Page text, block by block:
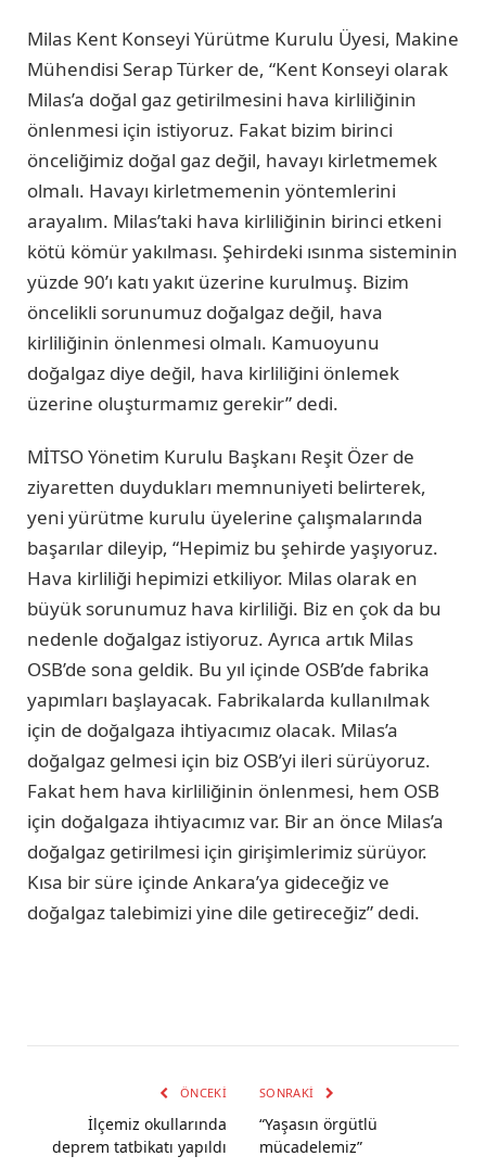
Milas Kent Konseyi Yürütme Kurulu Üyesi, Makine
Mühendisi Serap Türker de, “Kent Konseyi olarak
Milas’a doğal gaz getirilmesini hava kirliliğinin
önlenmesi için istiyoruz. Fakat bizim birinci
önceliğimiz doğal gaz değil, havayı kirletmemek
olmalı. Havayı kirletmemenin yöntemlerini
arayalım. Milas’taki hava kirliliğinin birinci etkeni
kötü kömür yakılması. Şehirdeki ısınma sisteminin
yüzde 90’ı katı yakıt üzerine kurulmuş. Bizim
öncelikli sorunumuz doğalgaz değil, hava
kirliliğinin önlenmesi olmalı. Kamuoyunu
doğalgaz diye değil, hava kirliliğini önlemek
üzerine oluşturmamız gerekir” dedi.
MİTSO Yönetim Kurulu Başkanı Reşit Özer de
ziyaretten duydukları memnuniyeti belirterek,
yeni yürütme kurulu üyelerine çalışmalarında
başarılar dileyip, “Hepimiz bu şehirde yaşıyoruz.
Hava kirliliği hepimizi etkiliyor. Milas olarak en
büyük sorunumuz hava kirliliği. Biz en çok da bu
nedenle doğalgaz istiyoruz. Ayrıca artık Milas
OSB’de sona geldik. Bu yıl içinde OSB’de fabrika
yapımları başlayacak. Fabrikalarda kullanılmak
için de doğalgaza ihtiyacımız olacak. Milas’a
doğalgaz gelmesi için biz OSB’yi ileri sürüyoruz.
Fakat hem hava kirliliğinin önlenmesi, hem OSB
için doğalgaza ihtiyacımız var. Bir an önce Milas’a
doğalgaz getirilmesi için girişimlerimiz sürüyor.
Kısa bir süre içinde Ankara’ya gideceğiz ve
doğalgaz talebimizi yine dile getireceğiz” dedi.
ÖNCEKI
İlçemiz okullarında
deprem tatbikatı yapıldı
SONRAKI
“Yaşasın örgütlü
mücadelemiz”